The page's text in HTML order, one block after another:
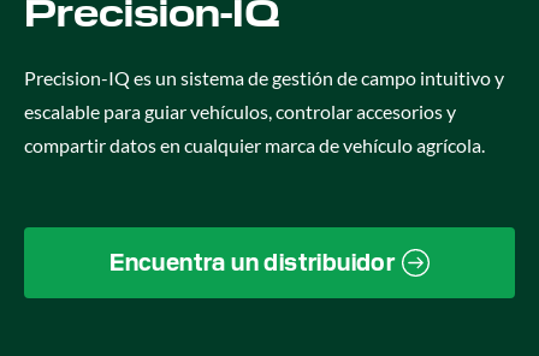
Precision-IQ
Precision-IQ es un sistema de gestión de campo intuitivo y
escalable para guiar vehículos, controlar accesorios y
compartir datos en cualquier marca de vehículo agrícola.
Encuentra un distribuidor